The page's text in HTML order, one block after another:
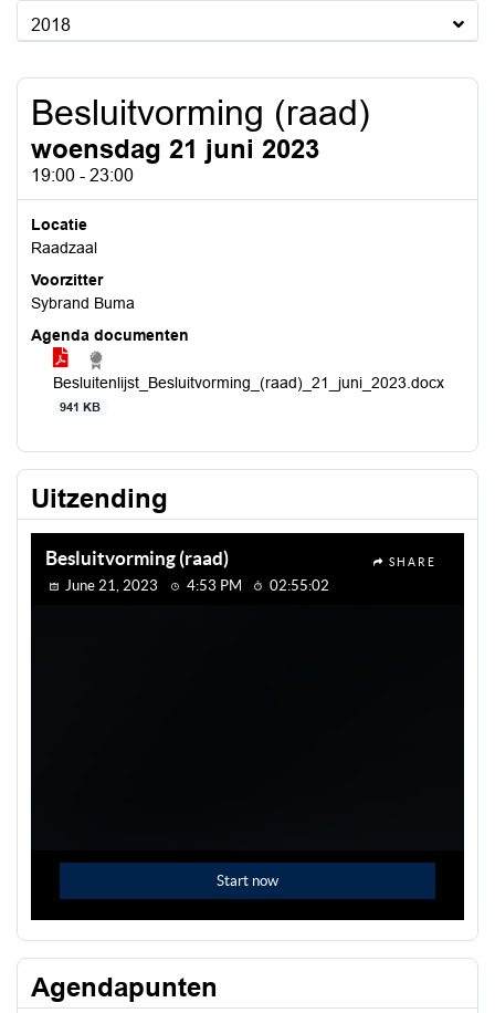
2018
Besluitvorming (raad)
woensdag 21 juni 2023
19:00 - 23:00
Locatie
Raadzaal
Voorzitter
Sybrand Buma
Agenda documenten
Besluitenlijst_Besluitvorming_(raad)_21_juni_2023.docx
941 KB
Uitzending
Agendapunten